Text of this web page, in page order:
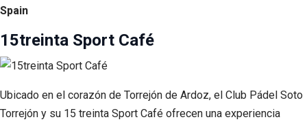
Spain
15treinta Sport Café
Ubicado en el corazón de Torrejón de Ardoz, el Club Pádel Soto
Torrejón y su 15 treinta Sport Café ofrecen una experiencia